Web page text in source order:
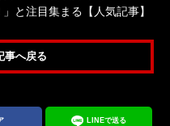
と注目集まる【人気記事】
事へ戻る
LINEで送る